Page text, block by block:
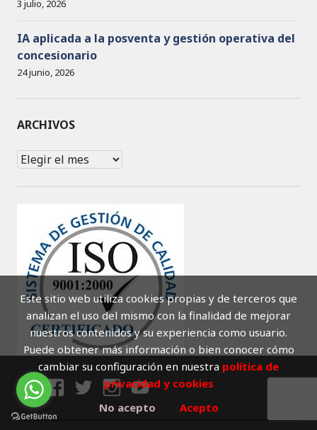
Este sitio web utiliza cookies propias y de terceros que
analizan el uso del mismo con la finalidad de mejorar
nuestros contenidos y su experiencia como usuario.
Puede obtener más información o bien conocer cómo
cambiar su configuración en nuestra política de
privacidad y cookies
No acepto
Acepto
3 julio, 2026
IA aplicada a la posventa y gestión operativa del
concesionario
24 junio, 2026
ARCHIVOS
Archivos
LI F I Y